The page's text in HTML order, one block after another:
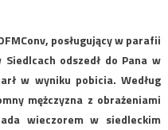
posługujący w parafii
odszedł do Pana w
w wyniku pobicia. Według
mężczyzna z obrażeniami
wieczorem w siedleckim